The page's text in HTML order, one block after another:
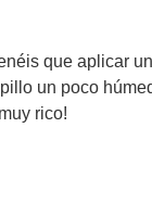
que aplicar
un poco
rico!